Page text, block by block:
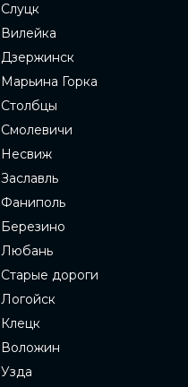
Слуцк
Вилейка
Дзержинск
Марьина Горка
Столбцы
Смолевичи
Несвиж
Заславль
Фаниполь
Березино
Любань
Старые дороги
Логойск
Клецк
Воложин
Узда